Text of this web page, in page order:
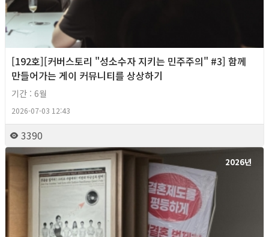
[192호][커버스토리 "성소수자 지키는 민주주의" #3] 함께
만들어가는 게이 커뮤니티를 상상하기
기간 : 6월
2026-07-03 12:43
3390
2026년